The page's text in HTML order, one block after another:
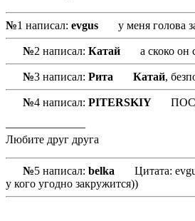
№1 написал: evgus у меня голова
№2 написал: Катай а скоко он
№3 написал: Рита Катай,
№4 написал: PITERSKIY
———————
Любите друг друга
№5 написал: belka
Цитата:
у кого угодно закружится))